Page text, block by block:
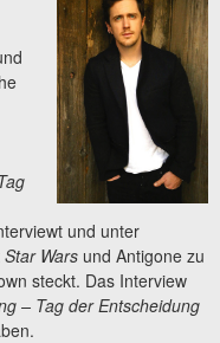
und unter
Star Wars und Antigone zu
steckt. Das Interview
– Tag der Entscheidung